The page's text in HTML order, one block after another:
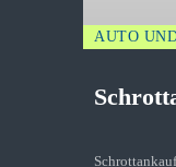
AUTO
Schrottankauf Krefeld